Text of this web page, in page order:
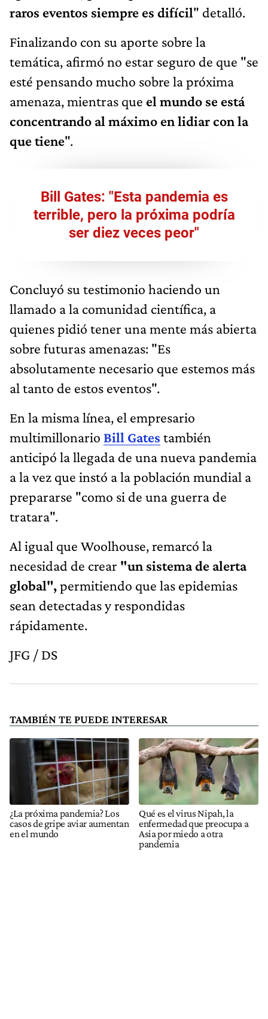
raros eventos siempre es difícil" detalló.
Finalizando con su aporte sobre la
temática, afirmó no estar seguro de que "se
esté pensando mucho sobre la próxima
amenaza, mientras que el mundo se está
concentrando al máximo en lidiar con la
que tiene".
Bill Gates: "Esta pandemia es
terrible, pero la próxima podría
ser diez veces peor"
Concluyó su testimonio haciendo un
llamado a la comunidad científica, a
quienes pidió tener una mente más abierta
sobre futuras amenazas: "Es
absolutamente necesario que estemos más
al tanto de estos eventos".
En la misma línea, el empresario
multimillonario Bill Gates también
anticipó la llegada de una nueva pandemia
a la vez que instó a la población mundial a
prepararse "como si de una guerra de
tratara".
Al igual que Woolhouse, remarcó la
necesidad de crear "un sistema de alerta
global",permitiendo que las epidemias
sean detectadas y respondidas
rápidamente.
JFG / DS
TAMBIÉN TE PUEDE INTERESAR
¿La próxima pandemia? Los
casos de gripe aviar aumentan
en el mundo
Qué es el virus Nipah, la
enfermedad que preocupa a
Asia por miedo a otra
pandemia